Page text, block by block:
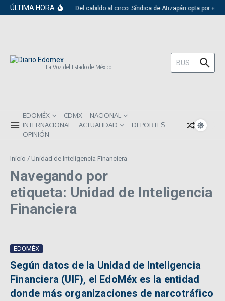
Saltar al contenido
ÚLTIMA HORA Del cabildo al circo: Síndica de Atizapán opta por el
La Voz del Estado de México
Buscar:
EDOMÉX CDMX
NACIONAL
INTERNACIONAL
ACTUALIDAD
DEPORTES
OPINIÓN
Inicio / Unidad de Inteligencia Financiera
Navegando por
etiqueta: Unidad de Inteligencia
Financiera
EDOMÉX
Según datos de la Unidad de Inteligencia
Financiera (UIF), el EdoMéx es la entidad
donde más organizaciones de narcotráfico